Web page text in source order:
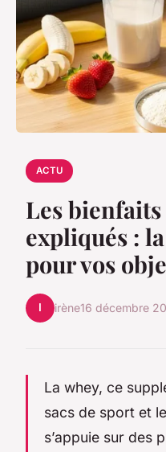
ACTU
Les
expliqués :
pour vos
I irène16 décembre
La whey, ce
sacs de sport et
s’appuie sur des